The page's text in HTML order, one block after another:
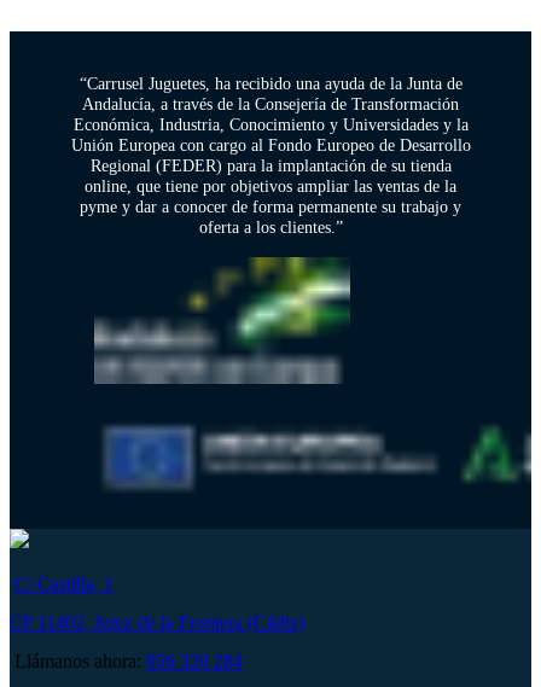
“Carrusel Juguetes, ha recibido una ayuda de la Junta de
Andalucía, a través de la Consejería de Transformación
Económica, Industria, Conocimiento y Universidades y la
Unión Europea con cargo al Fondo Europeo de Desarrollo
Regional (FEDER) para la implantación de su tienda
online, que tiene por objetivos ampliar las ventas de la
pyme y dar a conocer de forma permanente su trabajo y
oferta a los clientes.”
C/ Castilla, 1
CP 11402, Jerez de la Frontera (Cádiz)
Llámanos ahora: 956 320 284